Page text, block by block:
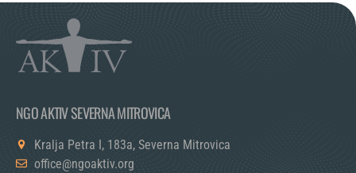
NGO AKTIV SEVERNA MITROVICA
Kralja Petra I, 183a, Severna Mitrovica
office@ngoaktiv.org